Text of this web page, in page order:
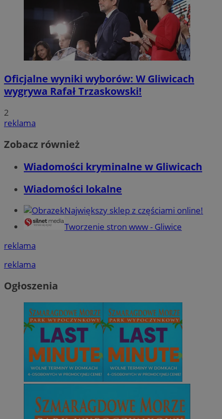
Oficjalne wyniki wyborów: W Gliwicach
wygrywa Rafał Trzaskowski!
2
reklama
Zobacz również
Wiadomości kryminalne w Gliwicach
Wiadomości lokalne
Największy sklep z częściami online!
Tworzenie stron www - Gliwice
reklama
reklama
Ogłoszenia